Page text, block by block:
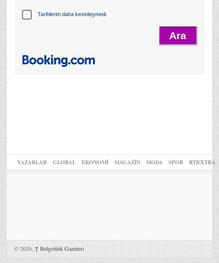
Tarihlerim daha kesinleşmedi
YAZARLAR GLOBAL EKONOMİ MAGAZİN MODA SPOR BT|EXTRA
© 2026, ↑ Belgotürk Gazetesi